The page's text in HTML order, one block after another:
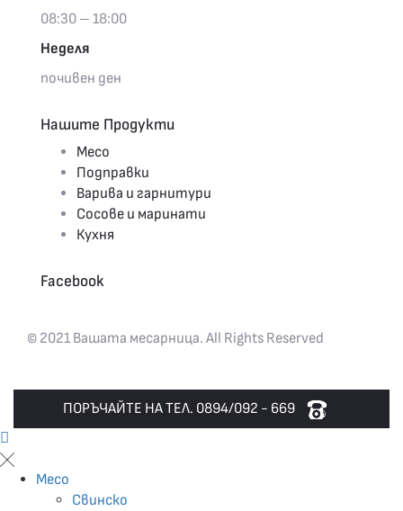
08:30 – 18:00
Неделя
почивен ден
Нашите Продукти
Месо
Подправки
Варива и гарнитури
Сосове и маринати
Кухня
Facebook
© 2021 Вашата месарница. All Rights Reserved
ПОРЪЧАЙТЕ НА ТЕЛ. 0894/092 - 669
Месо
Свинско